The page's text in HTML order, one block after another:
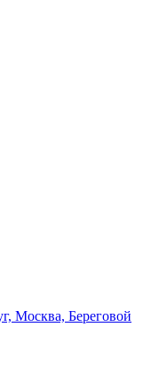
Москва, Береговой